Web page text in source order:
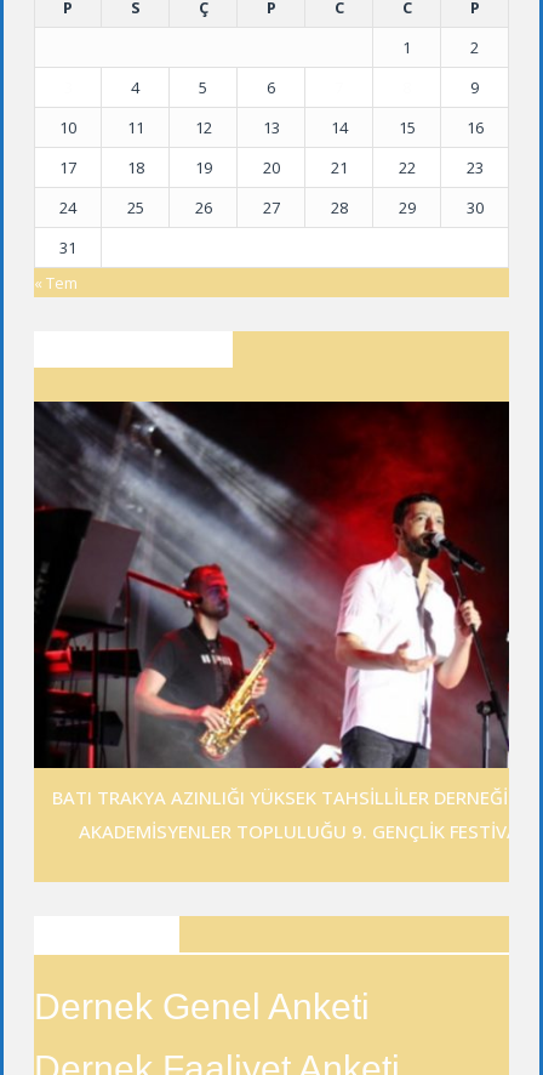
P
S Ç P C C
P
1
2
4 5 6
9
10
11 12 13 14 15
16
17
18 19 20 21 22
23
24
25 26 27 28 29
30
31
« Tem
BATI TRAKYA AZINLIĞI YÜKSEK TAHSİLLİLER DERNEĞİ
AKADEMİSYENLER TOPLULUĞU 9. GENÇLİK FESTİVALİ
Dernek Genel Anketi